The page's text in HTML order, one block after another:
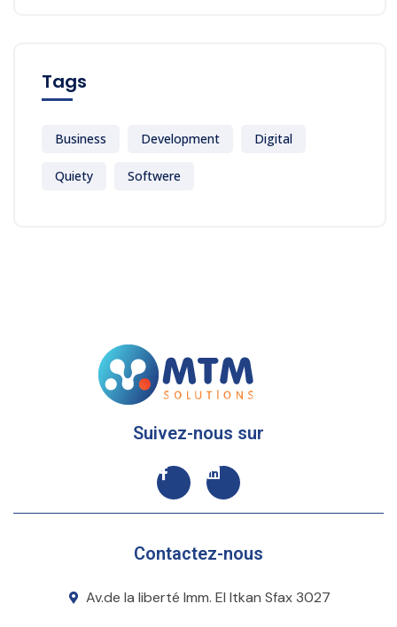
Tags
Business Development Digital
Quiety Softwere
Suivez-nous sur
Contactez-nous
Av.de la liberté Imm. El Itkan Sfax 3027